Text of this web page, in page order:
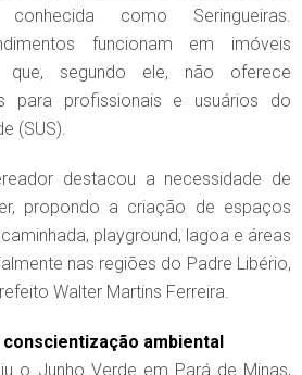
como Seringueiras.
funcionam em imóveis
que, segundo ele, não oferece
para profissionais e usuários do
(SUS).
destacou a necessidade de
propondo a criação de espaços
playground, lagoa e áreas
nas regiões do Padre Libério,
Walter Martins Ferreira.
ambiental
o Junho Verde em Pará de Minas,